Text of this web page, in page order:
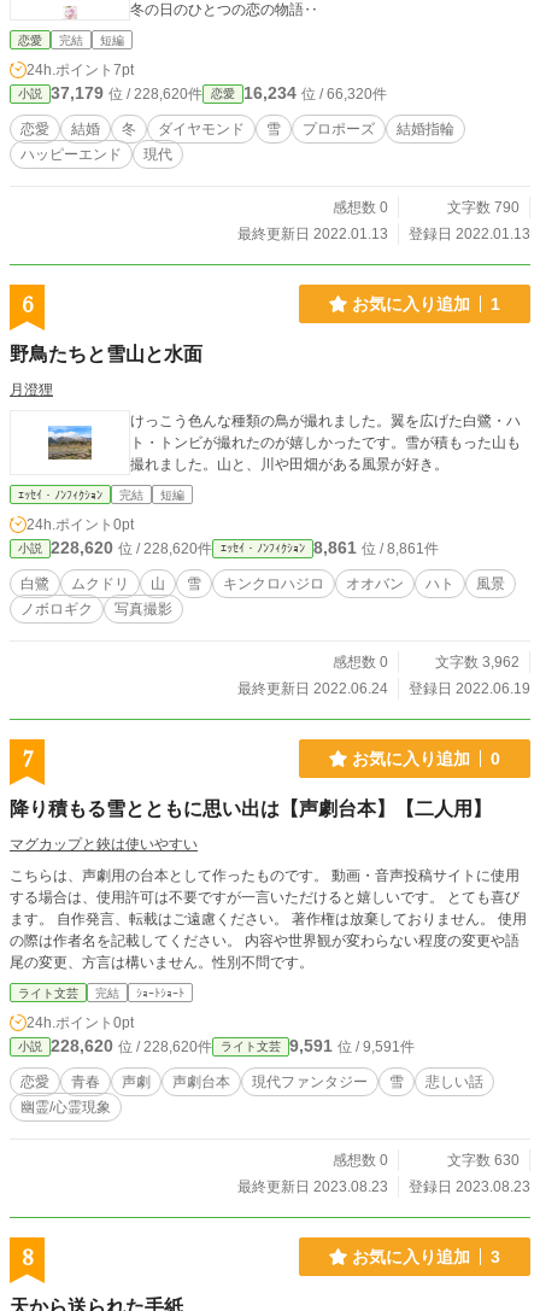
冬の日のひとつの恋の物語‥
恋愛 完結 短編
24h.ポイント 7pt
小説 37,179 位 / 228,620件 恋愛 16,234 位 / 66,320件
恋愛 結婚 冬 ダイヤモンド 雪 プロポーズ
結婚指輪
ハッピーエンド
現代
感想数 0
文字数 790
最終更新日 2022.01.13
登録日 2022.01.13
6 お気に入り追加 1
野鳥たちと雪山と水面
月澄狸
けっこう色んな種類の鳥が撮れました。翼を広げた白鷺・ハ
ト・トンビが撮れたのが嬉しかったです。雪が積もった山も
撮れました。山と、川や田畑がある風景が好き。
ｴｯｾｲ・ﾉﾝﾌｨｸｼｮﾝ 完結 短編
24h.ポイント 0pt
小説 228,620 位 / 228,620件 ｴｯｾｲ・ﾉﾝﾌｨｸｼｮﾝ 8,861 位 / 8,861件
白鷺 ムクドリ 山 雪 キンクロハジロ オオバン ハト
風景
ノボロギク
写真撮影
感想数 0
文字数 3,962
最終更新日 2022.06.24
登録日 2022.06.19
7 お気に入り追加 0
降り積もる雪とともに思い出は【声劇台本】【二人用】
マグカップと鋏は使いやすい
こちらは、声劇用の台本として作ったものです。 動画・音声投稿サイトに使用
する場合は、使用許可は不要ですが一言いただけると嬉しいです。 とても喜び
ます。 自作発言、転載はご遠慮ください。 著作権は放棄しておりません。 使用
の際は作者名を記載してください。 内容や世界観が変わらない程度の変更や語
尾の変更、方言は構いません。性別不問です。
ライト文芸 完結 ｼｮｰﾄｼｮｰﾄ
24h.ポイント 0pt
小説 228,620 位 / 228,620件 ライト文芸 9,591 位 / 9,591件
恋愛 青春 声劇 声劇台本 現代ファンタジー 雪
悲しい話
幽霊/心霊現象
感想数 0
文字数 630
最終更新日 2023.08.23
登録日 2023.08.23
8 お気に入り追加 3
天から送られた手紙